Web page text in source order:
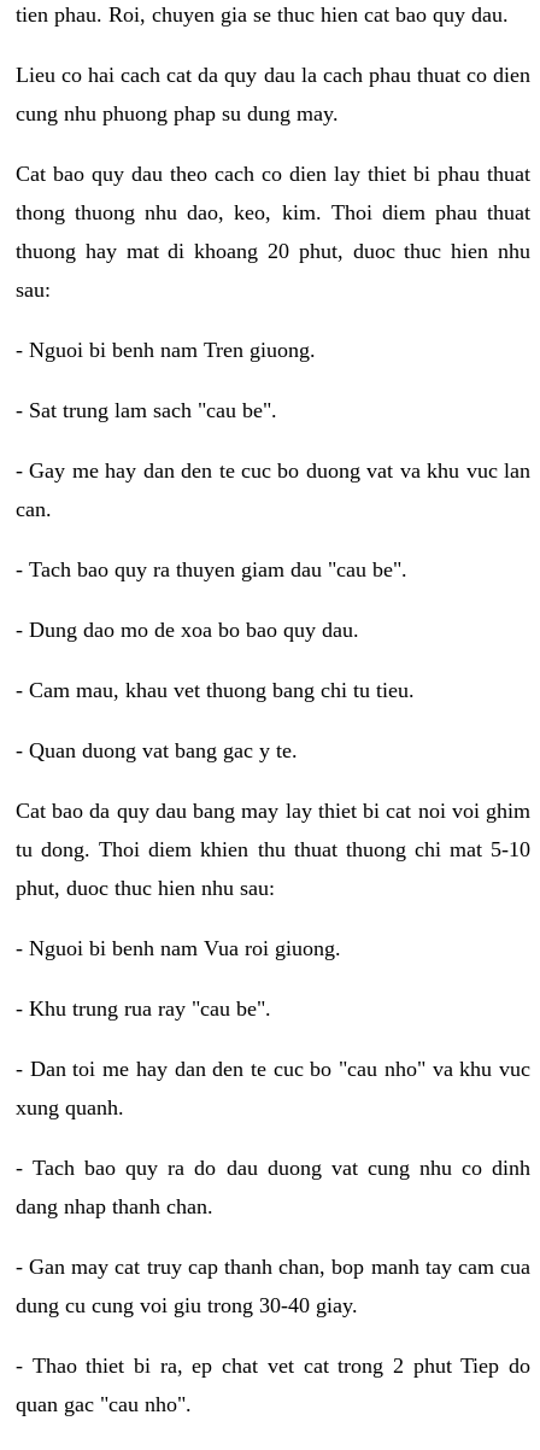
tien phau. Roi, chuyen gia se thuc hien cat bao quy dau.
Lieu co hai cach cat da quy dau la cach phau thuat co dien
cung nhu phuong phap su dung may.
Cat bao quy dau theo cach co dien lay thiet bi phau thuat
thong thuong nhu dao, keo, kim. Thoi diem phau thuat
thuong hay mat di khoang 20 phut, duoc thuc hien nhu
sau:
- Nguoi bi benh nam Tren giuong.
- Sat trung lam sach "cau be".
- Gay me hay dan den te cuc bo duong vat va khu vuc lan
can.
- Tach bao quy ra thuyen giam dau "cau be".
- Dung dao mo de xoa bo bao quy dau.
- Cam mau, khau vet thuong bang chi tu tieu.
- Quan duong vat bang gac y te.
Cat bao da quy dau bang may lay thiet bi cat noi voi ghim
tu dong. Thoi diem khien thu thuat thuong chi mat 5-10
phut, duoc thuc hien nhu sau:
- Nguoi bi benh nam Vua roi giuong.
- Khu trung rua ray "cau be".
- Dan toi me hay dan den te cuc bo "cau nho" va khu vuc
xung quanh.
- Tach bao quy ra do dau duong vat cung nhu co dinh
dang nhap thanh chan.
- Gan may cat truy cap thanh chan, bop manh tay cam cua
dung cu cung voi giu trong 30-40 giay.
- Thao thiet bi ra, ep chat vet cat trong 2 phut Tiep do
quan gac "cau nho".